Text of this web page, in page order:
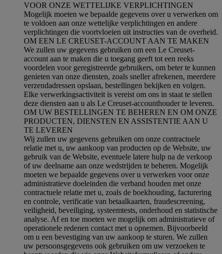
VOOR ONZE WETTELIJKE VERPLICHTINGEN
Mogelijk moeten we bepaalde gegevens over u verwerken om
te voldoen aan onze wettelijke verplichtingen en andere
verplichtingen die voortvloeien uit instructies van de overheid.
OM EEN LE CREUSET-ACCOUNT AAN TE MAKEN
We zullen uw gegevens gebruiken om een Le Creuset-
account aan te maken die u toegang geeft tot een reeks
voordelen voor geregistreerde gebruikers, om beter te kunnen
genieten van onze diensten, zoals sneller afrekenen, meerdere
verzendadressen opslaan, bestellingen bekijken en volgen.
Elke verwerkingsactiviteit is vereist om ons in staat te stellen
deze diensten aan u als Le Creuset-accounthouder te leveren.
OM UW BESTELLINGEN TE BEHEREN EN OM ONZE
PRODUCTEN, DIENSTEN EN ASSISTENTIE AAN U
TE LEVEREN
Wij zullen uw gegevens gebruiken om onze contractuele
relatie met u, uw aankoop van producten op de Website, uw
gebruik van de Website, eventuele latere hulp na de verkoop
of uw deelname aan onze wedstrijden te beheren. Mogelijk
moeten we bepaalde gegevens over u verwerken voor onze
administratieve doeleinden die verband houden met onze
contractuele relatie met u, zoals de boekhouding, facturering
en controle, verificatie van betaalkaarten, fraudescreening,
veiligheid, beveiliging, systeemtests, onderhoud en statistische
analyse. Af en toe moeten we mogelijk om administratieve of
operationele redenen contact met u opnemen. Bijvoorbeeld
om u een bevestiging van uw aankoop te sturen. We zullen
uw persoonsgegevens ook gebruiken om uw verzoeken te